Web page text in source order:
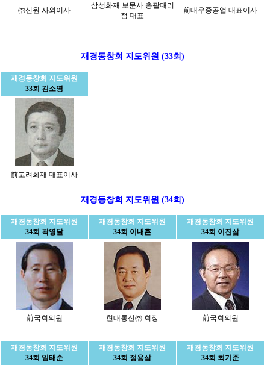
㈜신원 사외이사
삼성화재 보문사 총괄대리
점 대표
前대우중공업 대표이사
재경동창회 지도위원 (33회)
재경동창회 지도위원
33회 김소영
前고려화재 대표이사
재경동창회 지도위원 (34회)
재경동창회 지도위원
34회 곽영달
재경동창회 지도위원
34회 이내흔
재경동창회 지도위원
34회 이진삼
前국회의원 현대통신㈜ 회장 前국회의원
재경동창회 지도위원
34회 임태순
재경동창회 지도위원
34회 정용삼
재경동창회 지도위원
34회 최기준